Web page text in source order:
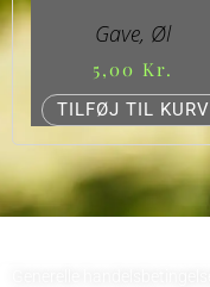
Gave, Øl
5,00 Kr.
TILFØJ TIL KURV